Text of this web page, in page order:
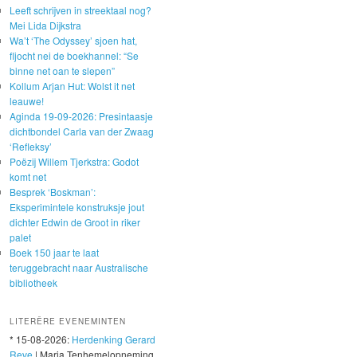
Leeft schrijven in streektaal nog?
Mei Lida Dijkstra
Wa’t ‘The Odyssey’ sjoen hat,
fljocht nei de boekhannel: “Se
binne net oan te slepen”
Kollum Arjan Hut: Wolst it net
leauwe!
Aginda 19-09-2026: Presintaasje
dichtbondel Carla van der Zwaag
‘Refleksy’
Poëzij Willem Tjerkstra: Godot
komt net
Besprek ‘Boskman’:
Eksperimintele konstruksje jout
dichter Edwin de Groot in riker
palet
Boek 150 jaar te laat
teruggebracht naar Australische
bibliotheek
LITERÊRE EVENEMINTEN
* 15-08-2026: Herdenking Gerard